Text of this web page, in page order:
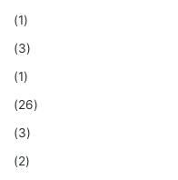
(1)
(3)
(1)
(26)
(3)
(2)